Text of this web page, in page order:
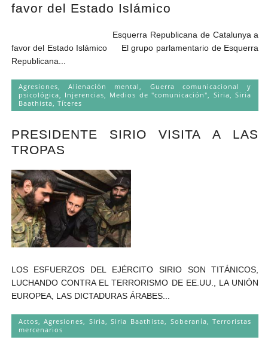
favor del Estado Islámico
Esquerra Republicana de Catalunya a
favor del Estado Islámico El grupo parlamentario de Esquerra
Republicana...
Agresiones Alienación mental
Guerra comunicacional y
psicológica
Injerencias Medios de "comunicación" Siria ,Siria
Baathista Títeres
PRESIDENTE SIRIO VISITA A LAS
TROPAS
LOS ESFUERZOS DEL EJÉRCITO SIRIO SON TITÁNICOS,
LUCHANDO CONTRA EL TERRORISMO DE EE.UU., LA UNIÓN
EUROPEA, LAS DICTADURAS ÁRABES...
Actos ,Agresiones Siria ,Siria Baathista Soberanía ,Terroristas
mercenarios